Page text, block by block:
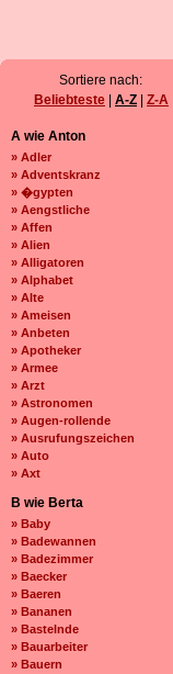
Sortiere nach:
Beliebteste
A-Z Z-A
A wie Anton
» Adler
» Adventskranz
» �gypten
» Aengstliche
» Affen
» Alien
» Alligatoren
» Alphabet
» Alte
» Ameisen
» Anbeten
» Apotheker
» Armee
» Arzt
» Astronomen
» Augen-rollende
» Ausrufungszeichen
» Auto
» Axt
B wie Berta
» Baby
» Badewannen
» Badezimmer
» Baecker
» Baeren
» Bananen
» Bastelnde
» Bauarbeiter
» Bauern